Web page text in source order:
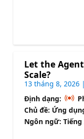
Let the
Scale?
13 tháng 8, 2026
Định dạng:
Chủ đề: Ứng
Ngôn ngữ: Tiếng